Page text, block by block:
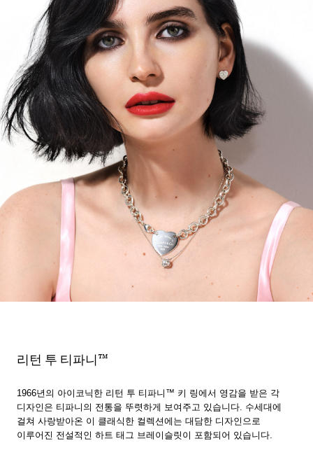
리턴 투 티파니™
1966년의 아이코닉한 리턴 투 티파니™ 키 링에서 영감을 받은 각
디자인은 티파니의 전통을 뚜렷하게 보여주고 있습니다. 수세대에
걸쳐 사랑받아온 이 클래식한 컬렉션에는 대담한 디자인으로
이루어진 전설적인 하트 태그 브레이슬릿이 포함되어 있습니다.